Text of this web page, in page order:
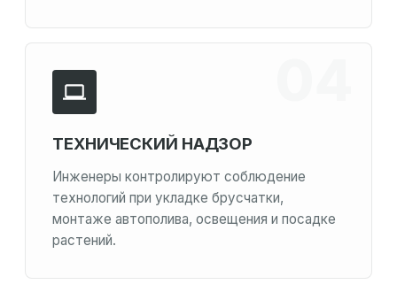
ТЕХНИЧЕСКИЙ НАДЗОР
Инженеры контролируют соблюдение
технологий при укладке брусчатки,
монтаже автополива, освещения и посадке
растений.